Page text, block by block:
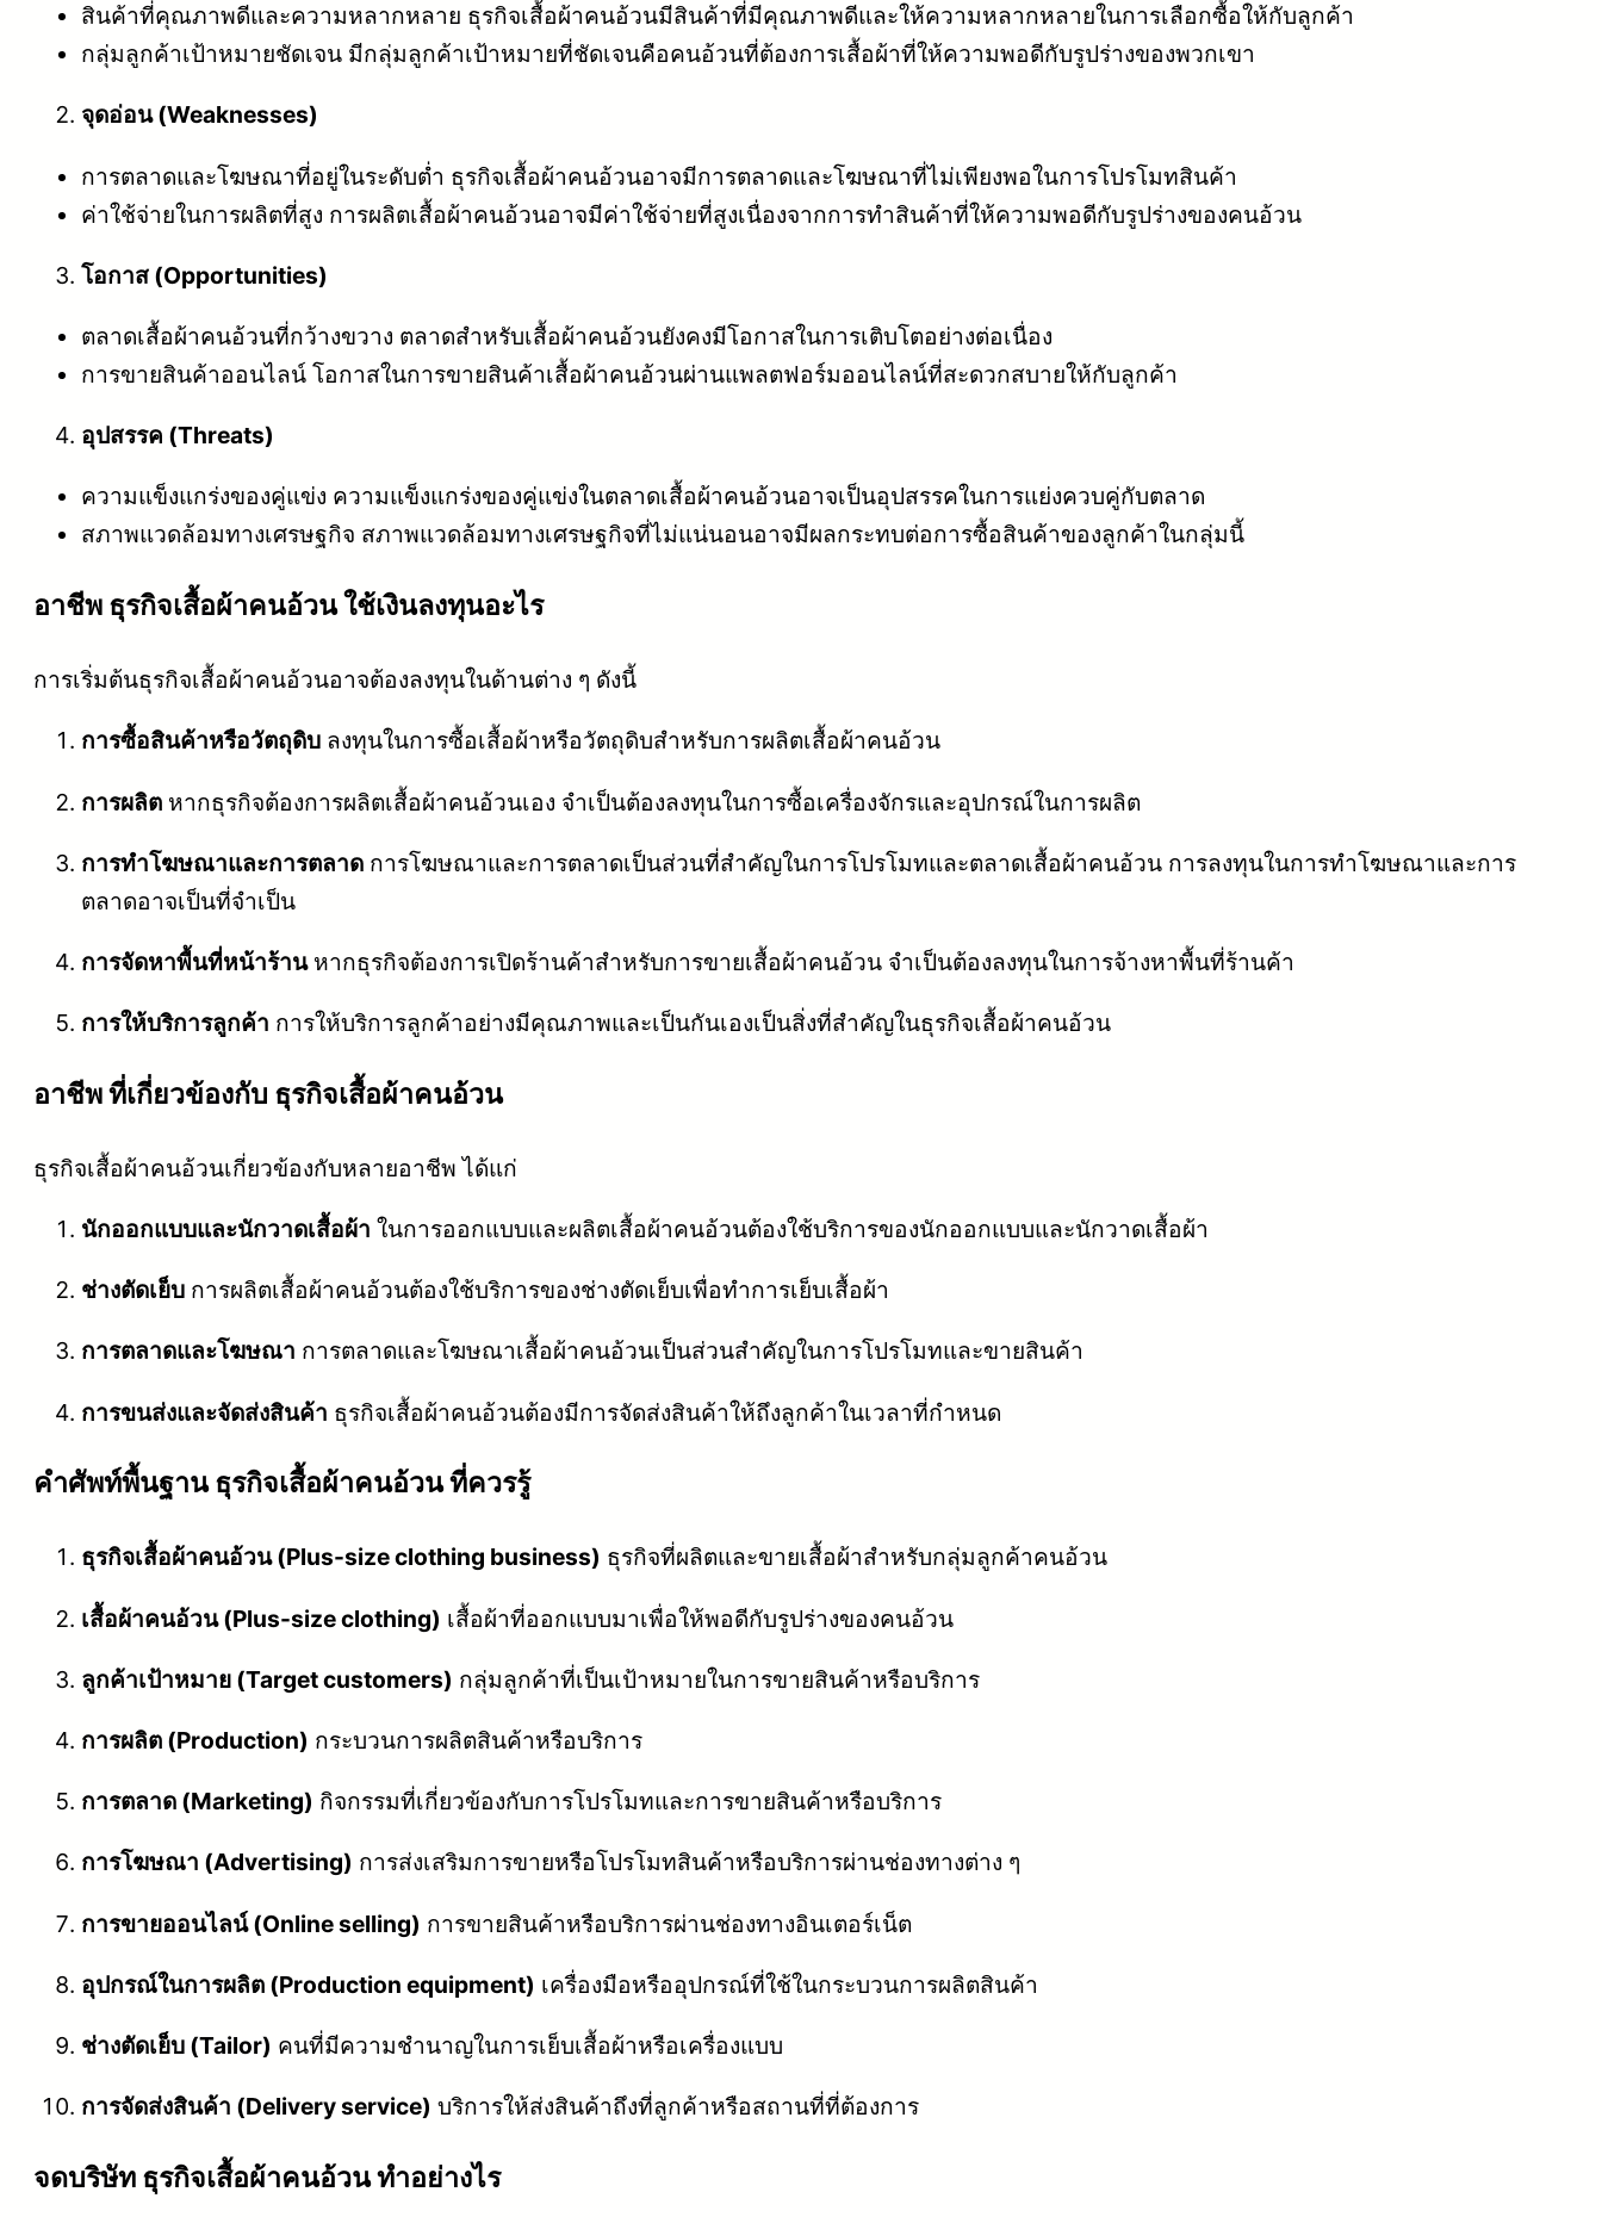
สินค้าที่คุณภาพดีและความหลากหลาย ธุรกิจเสื้อผ้าคนอ้วนมีสินค้าที่มีคุณภาพดีและให้ความหลากหลายในการเลือกซื้อให้กับลูกค้า
กลุ่มลูกค้าเป้าหมายชัดเจน มีกลุ่มลูกค้าเป้าหมายที่ชัดเจนคือคนอ้วนที่ต้องการเสื้อผ้าที่ให้ความพอดีกับรูปร่างของพวกเขา
จุดอ่อน (Weaknesses)
การตลาดและโฆษณาที่อยู่ในระดับต่ำ ธุรกิจเสื้อผ้าคนอ้วนอาจมีการตลาดและโฆษณาที่ไม่เพียงพอในการโปรโมทสินค้า
ค่าใช้จ่ายในการผลิตที่สูง การผลิตเสื้อผ้าคนอ้วนอาจมีค่าใช้จ่ายที่สูงเนื่องจากการทำสินค้าที่ให้ความพอดีกับรูปร่างของคนอ้วน
โอกาส (Opportunities)
ตลาดเสื้อผ้าคนอ้วนที่กว้างขวาง ตลาดสำหรับเสื้อผ้าคนอ้วนยังคงมีโอกาสในการเติบโตอย่างต่อเนื่อง
การขายสินค้าออนไลน์ โอกาสในการขายสินค้าเสื้อผ้าคนอ้วนผ่านแพลตฟอร์มออนไลน์ที่สะดวกสบายให้กับลูกค้า
อุปสรรค (Threats)
ความแข็งแกร่งของคู่แข่ง ความแข็งแกร่งของคู่แข่งในตลาดเสื้อผ้าคนอ้วนอาจเป็นอุปสรรคในการแย่งควบคู่กับตลาด
สภาพแวดล้อมทางเศรษฐกิจ สภาพแวดล้อมทางเศรษฐกิจที่ไม่แน่นอนอาจมีผลกระทบต่อการซื้อสินค้าของลูกค้าในกลุ่มนี้
อาชีพ ธุรกิจเสื้อผ้าคนอ้วน ใช้เงินลงทุนอะไร
การเริ่มต้นธุรกิจเสื้อผ้าคนอ้วนอาจต้องลงทุนในด้านต่าง ๆ ดังนี้
การซื้อสินค้าหรือวัตถุดิบ ลงทุนในการซื้อเสื้อผ้าหรือวัตถุดิบสำหรับการผลิตเสื้อผ้าคนอ้วน
การผลิต หากธุรกิจต้องการผลิตเสื้อผ้าคนอ้วนเอง จำเป็นต้องลงทุนในการซื้อเครื่องจักรและอุปกรณ์ในการผลิต
การทำโฆษณาและการตลาด การโฆษณาและการตลาดเป็นส่วนที่สำคัญในการโปรโมทและตลาดเสื้อผ้าคนอ้วน การลงทุนในการทำโฆษณาและการ
ตลาดอาจเป็นที่จำเป็น
การจัดหาพื้นที่หน้าร้านหากธุรกิจต้องการเปิดร้านค้าสำหรับการขายเสื้อผ้าคนอ้วน จำเป็นต้องลงทุนในการจ้างหาพื้นที่ร้านค้า
การให้บริการลูกค้า การให้บริการลูกค้าอย่างมีคุณภาพและเป็นกันเองเป็นสิ่งที่สำคัญในธุรกิจเสื้อผ้าคนอ้วน
อาชีพ ที่เกี่ยวข้องกับ ธุรกิจเสื้อผ้าคนอ้วน
ธุรกิจเสื้อผ้าคนอ้วนเกี่ยวข้องกับหลายอาชีพ ได้แก่
นักออกแบบและนักวาดเสื้อผ้า ในการออกแบบและผลิตเสื้อผ้าคนอ้วนต้องใช้บริการของนักออกแบบและนักวาดเสื้อผ้า
ช่างตัดเย็บ การผลิตเสื้อผ้าคนอ้วนต้องใช้บริการของช่างตัดเย็บเพื่อทำการเย็บเสื้อผ้า
การตลาดและโฆษณา การตลาดและโฆษณาเสื้อผ้าคนอ้วนเป็นส่วนสำคัญในการโปรโมทและขายสินค้า
การขนส่งและจัดส่งสินค้า ธุรกิจเสื้อผ้าคนอ้วนต้องมีการจัดส่งสินค้าให้ถึงลูกค้าในเวลาที่กำหนด
คําศัพท์พื้นฐาน ธุรกิจเสื้อผ้าคนอ้วน ที่ควรรู้
ธุรกิจเสื้อผ้าคนอ้วน (Plus-size clothing business) ธุรกิจที่ผลิตและขายเสื้อผ้าสำหรับกลุ่มลูกค้าคนอ้วน
เสื้อผ้าคนอ้วน (Plus-size clothing) เสื้อผ้าที่ออกแบบมาเพื่อให้พอดีกับรูปร่างของคนอ้วน
ลูกค้าเป้าหมาย (Target customers) กลุ่มลูกค้าที่เป็นเป้าหมายในการขายสินค้าหรือบริการ
การผลิต (Production) กระบวนการผลิตสินค้าหรือบริการ
การตลาด (Marketing) กิจกรรมที่เกี่ยวข้องกับการโปรโมทและการขายสินค้าหรือบริการ
การโฆษณา (Advertising) การส่งเสริมการขายหรือโปรโมทสินค้าหรือบริการผ่านช่องทางต่าง ๆ
การขายออนไลน์ (Online selling) การขายสินค้าหรือบริการผ่านช่องทางอินเตอร์เน็ต
อุปกรณ์ในการผลิต (Production equipment) เครื่องมือหรืออุปกรณ์ที่ใช้ในกระบวนการผลิตสินค้า
ช่างตัดเย็บ (Tailor) คนที่มีความชำนาญในการเย็บเสื้อผ้าหรือเครื่องแบบ
การจัดส่งสินค้า (Delivery service) บริการให้ส่งสินค้าถึงที่ลูกค้าหรือสถานที่ที่ต้องการ
จดบริษัท ธุรกิจเสื้อผ้าคนอ้วน ทำอย่างไร